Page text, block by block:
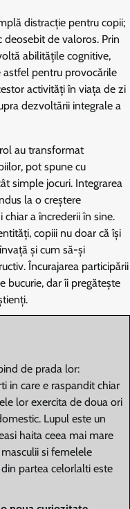
distracție pentru copii;
de valoros. Prin
abilitățile cognitive,
pentru provocările
activități în viața de zi
dezvoltării integrale a
au transformat
pot spune cu
simple jocuri. Integrarea
la o creștere
chiar a încrederii în sine.
copiii nu doar că își
și cum să-și
Încurajarea participării
bucurie, dar îi pregătește
de prada lor:
in care e raspandit chiar
lor exercita de doua ori
Lupul este un
haita ceea mai mare
si femelele
partea celorlalti este